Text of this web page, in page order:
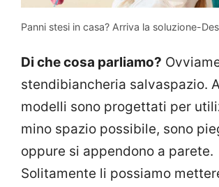
Panni stesi in casa? Arriva la soluzione-
Di che cosa parliamo?
stendibiancheria salvaspazio.
modelli sono progettati per
mino spazio possibile, sono
oppure si appendono a parete.
Solitamente li possiamo